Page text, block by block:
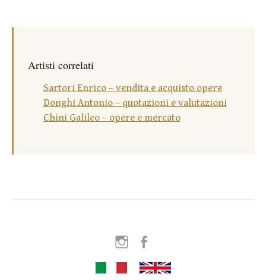
Artisti correlati
Sartori Enrico – vendita e acquisto opere
Donghi Antonio – quotazioni e valutazioni
Chini Galileo – opere e mercato
Instagram